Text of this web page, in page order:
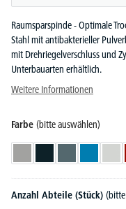
Raumsparspinde - Optimale
Stahl mit antibakterieller
mit Drehriegelverschluss und
Unterbauarten erhältlich.
Weitere Informationen
Farbe (bitte auswählen)
Anzahl Abteile (Stück)